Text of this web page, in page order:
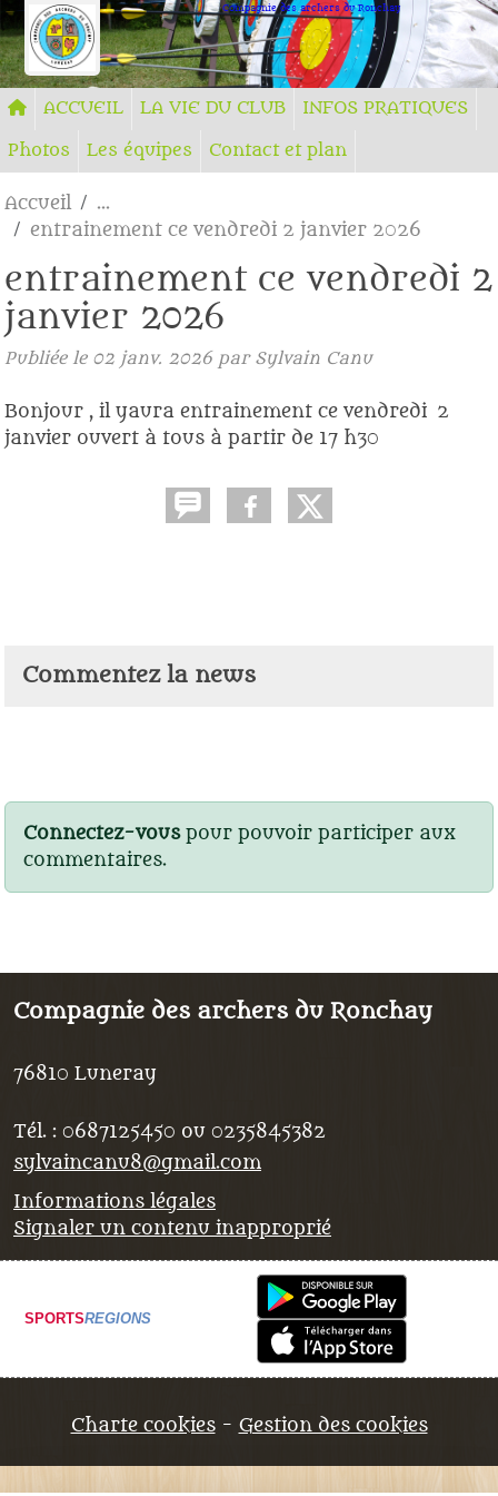
Compagnie des archers du Ronchay
ACCUEIL LA VIE DU CLUB
INFOS PRATIQUES
Photos
Les équipes Contact et plan
Accueil
entrainement ce vendredi 2 janvier 2026
entrainement ce vendredi 2
janvier 2026
Publiée le 02 janv. 2026par Sylvain Canu
Bonjour , il yaura entrainement ce vendredi 2
janvier ouvert à tous à partir de 17 h30
Commentez la news
Connectez-vouspour pouvoir participer aux
commentaires.
Compagnie des archers du Ronchay
76810 Luneray
Tél. : 0687125450 ou 0235845382
sylvaincanu8@gmail.com
Informations légales
Signaler un contenu inapproprié
SPORTSREGIONS
Charte cookies Gestion des cookies
Panneau de gestion des cookies